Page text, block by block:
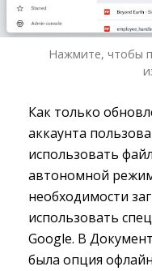
Нажмите, чтобы
Как только
аккаунта
использовать
автономной
необходимости
использовать
Google. В
была опция